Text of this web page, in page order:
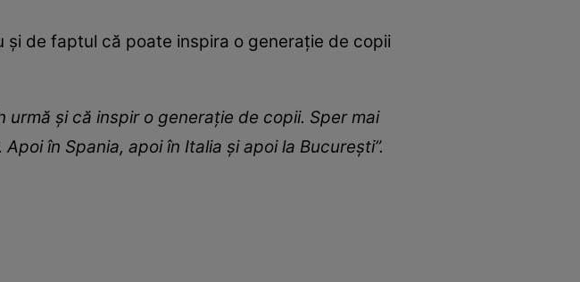
de faptul că poate inspira o generație de copii
și că inspir o generație de copii. Sper mai
în Spania, apoi în Italia și apoi la București”.